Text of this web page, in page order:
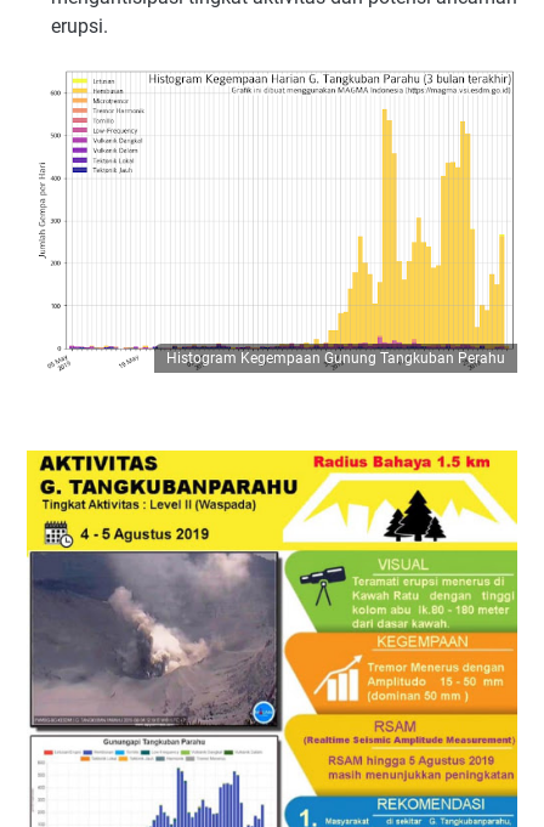
erupsi.
Histogram Kegempaan Gunung Tangkuban Perahu